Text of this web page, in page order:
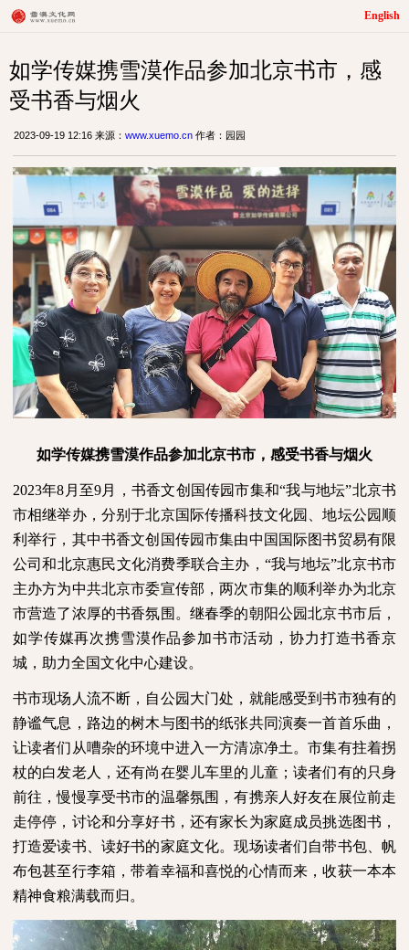
English
如学传媒携雪漠作品参加北京书市，感
受书香与烟火
2023-09-19 12:16 来源： www.xuemo.cn 作者：园园
如学传媒携雪漠作品参加北京书市，感受书香与烟火
2023年8 月至9月，书香文创国传园市集和“我与地坛”北京书
市相继举办，分别于北京国际传播科技文化园、地坛公园顺
利举行，其中书香文创国传园市集由中国国际图书贸易有限
公司和北京惠民文化消费季联合主办，“我与地坛”北京书市
主办方为中共北京市委宣传部，两次市集的顺利举办为北京
市营造了浓厚的书香氛围。继春季的朝阳公园北京书市后，
如学传媒再次携雪漠作品参加书市活动，协力打造书香京
城，助力全国文化中心建设。
书市现场人流不断，自公园大门处，就能感受到书市独有的
静谧气息，路边的树木与图书的纸张共同演奏一首首乐曲，
让读者们从嘈杂的环境中进入一方清凉净土。市集有拄着拐
杖的白发老人，还有尚在婴儿车里的儿童；读者们有的只身
前往，慢慢享受书市的温馨氛围，有携亲人好友在展位前走
走停停，讨论和分享好书，还有家长为家庭成员挑选图书，
打造爱读书、读好书的家庭文化。现场读者们自带书包、帆
布包甚至行李箱，带着幸福和喜悦的心情而来，收获一本本
精神食粮满载而归。